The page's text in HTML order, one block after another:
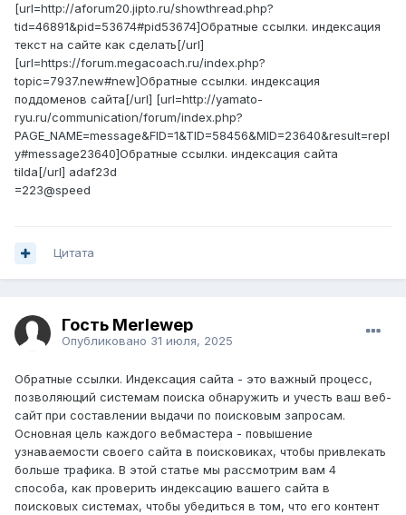
[url=http://aforum20.jipto.ru/showthread.php?
tid=46891&pid=53674#pid53674]Обратные ссылки. индексация
текст на сайте как сделать[/url]
[url=https://forum.megacoach.ru/index.php?
topic=7937.new#new]Обратные ссылки. индексация
поддоменов сайта[/url] [url=http://yamato-
ryu.ru/communication/forum/index.php?
PAGE_NAME=message&FID=1&TID=58456&MID=23640&result=repl
y#message23640]Обратные ссылки. индексация сайта
tilda[/url] adaf23d
=223@speed
Цитата
Гость Merlewep
Опубликовано 31 июля, 2025
Обратные ссылки. Индексация сайта - это важный процесс,
позволяющий системам поиска обнаружить и учесть ваш веб-
сайт при составлении выдачи по поисковым запросам.
Основная цель каждого вебмастера - повышение
узнаваемости своего сайта в поисковиках, чтобы привлекать
больше трафика. В этой статье мы рассмотрим вам 4
способа, как проверить индексацию вашего сайта в
поисковых системах, чтобы убедиться в том, что его контент